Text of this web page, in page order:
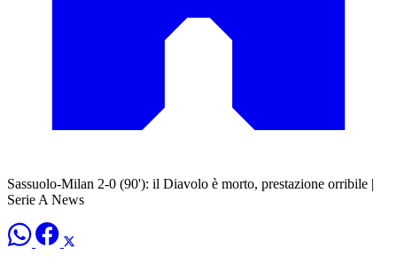
Sassuolo-Milan 2-0 (90'): il Diavolo è morto, prestazione orribile |
Serie A News